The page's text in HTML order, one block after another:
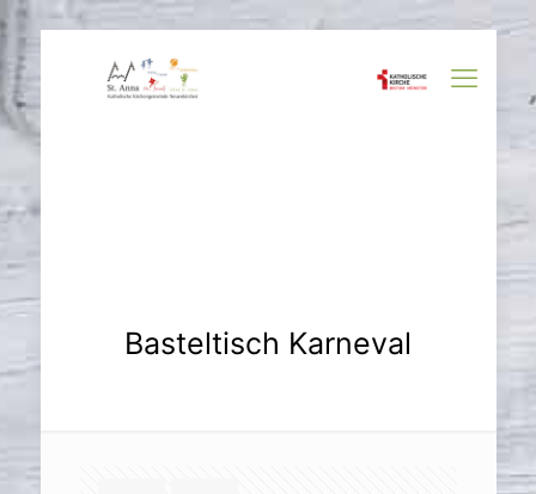
Basteltisch Karneval